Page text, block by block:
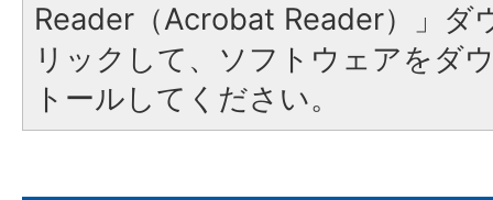
Reader（Acrobat Reader）」ダ
リックして、ソフトウェアをダ
トールしてください。